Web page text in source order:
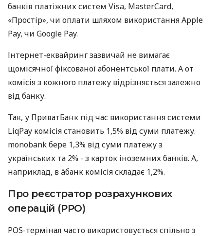
банків платіжних систем Visa, MasterCard,
«Простір», чи оплати шляхом використання Apple
Pay, чи Google Pay.
Інтернет-еквайринг зазвичай не вимагає
щомісячної фіксованої абонентської плати. А от
комісія з кожного платежу відрізняється залежно
від банку.
Так, у ПриватБанк під час використання системи
LiqPay комісія становить 1,5% від суми платежу.
monobank бере 1,3% від суми платежу з
українських та 2% - з карток іноземних банків. А,
наприклад, в àбанк комісія складає 1,2%.
Про реєстратор розрахункових
операцій (РРО)
POS-термінал часто використовується спільно з